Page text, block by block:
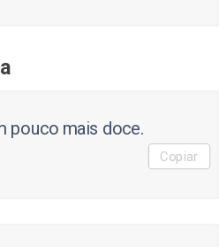
pouco mais doce.
Copiar